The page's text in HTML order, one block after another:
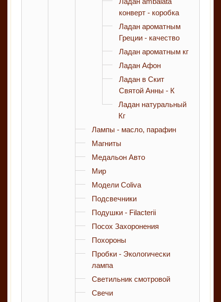
конверт - коробка
Ладан ароматным
Греции - качество
Ладан ароматным кг
Ладан Афон
Ладан в Скит
Святой Анны - К
Ладан натуральный
Кг
Лампы - масло, парафин
Магниты
Медальон Авто
Мир
Модели Coliva
Подсвечники
Подушки - Filacterii
Посох Захоронения
Похороны
Пробки - Экологически
лампа
Светильник смотровой
Свечи